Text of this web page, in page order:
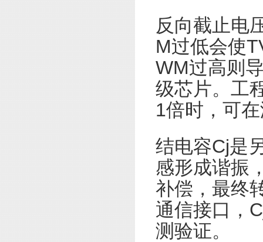
反向截止电
M过低会使
WM过高则
级芯片。工
1倍时，可
结电容Cj是
感形成谐振
补偿，最终
通信接口，
测验证。